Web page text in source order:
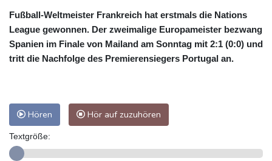
Fußball-Weltmeister Frankreich hat erstmals die Nations
League gewonnen. Der zweimalige Europameister bezwang
Spanien im Finale von Mailand am Sonntag mit 2:1 (0:0) und
tritt die Nachfolge des Premierensiegers Portugal an.
Hören Hör auf zuzuhören
Textgröße: